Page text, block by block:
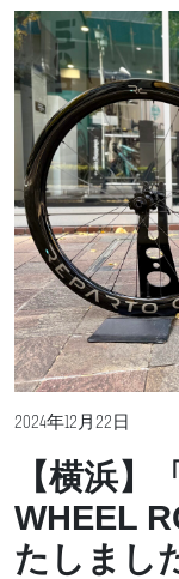
2024年12月22日
【横浜】
WHEEL
たしまし